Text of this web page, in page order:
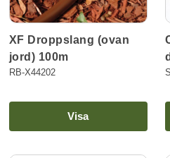
XF Droppslang (ovan
jord) 100m
RB-X44202
Visa